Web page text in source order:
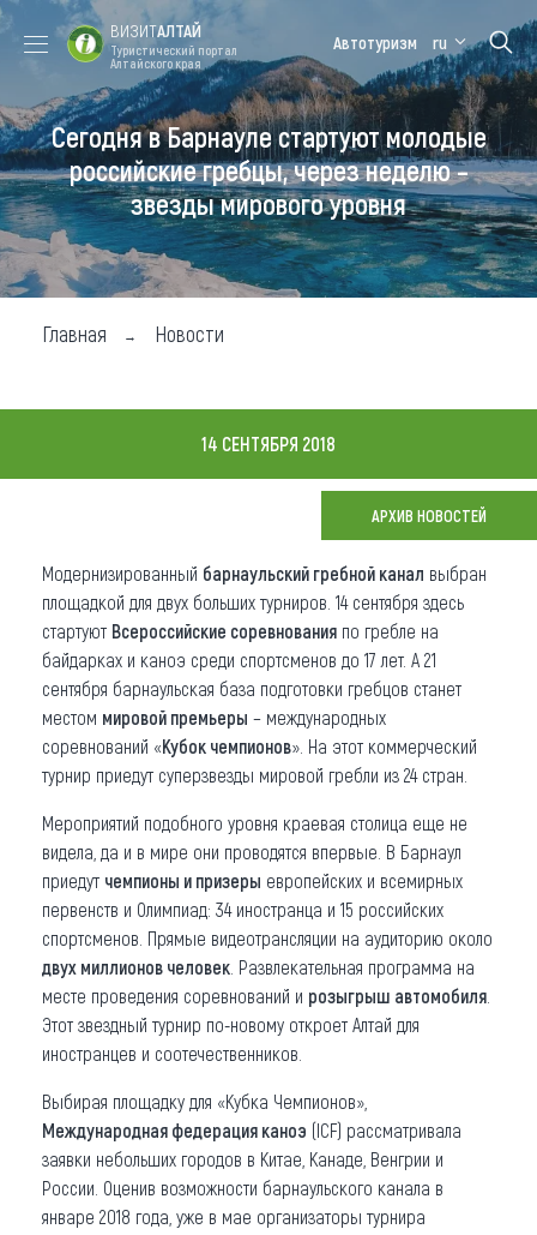
Форум VISIT
ALTAI
Цветение
маральника
Медицинский
форум
Алтайская
зимовка
Туры
Где побывать
Чем заняться
Карта
Что привезти (сувениры)
О регионе
Коллекция впечатлений
Другие рубрики
ВИЗИТАЛТАЙ
Туристический портал
Алтайского края
Автотуризм ru
Сегодня в Барнауле стартуют молодые
российские гребцы, через неделю –
звезды мирового уровня
Главная Новости
14 СЕНТЯБРЯ 2018
АРХИВ НОВОСТЕЙ
Модернизированный барнаульский гребной канал выбран
площадкой для двух больших турниров. 14 сентября здесь
стартуют Всероссийские соревнования по гребле на
байдарках и каноэ среди спортсменов до 17 лет. А 21
сентября барнаульская база подготовки гребцов станет
местом мировой премьеры – международных
соревнований «Кубок чемпионов». На этот коммерческий
турнир приедут суперзвезды мировой гребли из 24 стран.
Мероприятий подобного уровня краевая столица еще не
видела, да и в мире они проводятся впервые. В Барнаул
приедут чемпионы и призеры европейских и всемирных
первенств и Олимпиад: 34 иностранца и 15 российских
спортсменов. Прямые видеотрансляции на аудиторию около
двух миллионов человек . Развлекательная программа на
месте проведения соревнований и розыгрыш автомобиля
Этот звездный турнир по-новому откроет Алтай для
иностранцев и соотечественников.
Выбирая площадку для «Кубка Чемпионов»,
Международная федерация каноэ (ICF) рассматривала
заявки небольших городов в Китае, Канаде, Венгрии и
России. Оценив возможности барнаульского канала в
январе 2018 года, уже в мае организаторы турнира